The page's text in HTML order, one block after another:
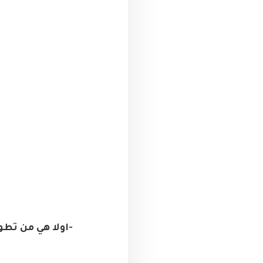
-اولا هي من